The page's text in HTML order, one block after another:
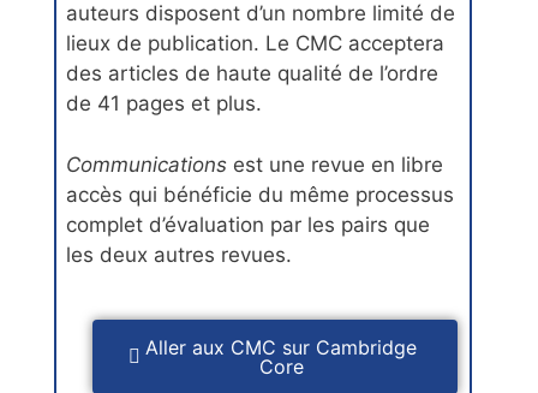
auteurs disposent d’un nombre limité de
lieux de publication. Le CMC acceptera
des articles de haute qualité de l’ordre
de 41 pages et plus.
Communications est une revue en libre
accès qui bénéficie du même processus
complet d’évaluation par les pairs que
les deux autres revues.
Aller aux CMC sur Cambridge
Core